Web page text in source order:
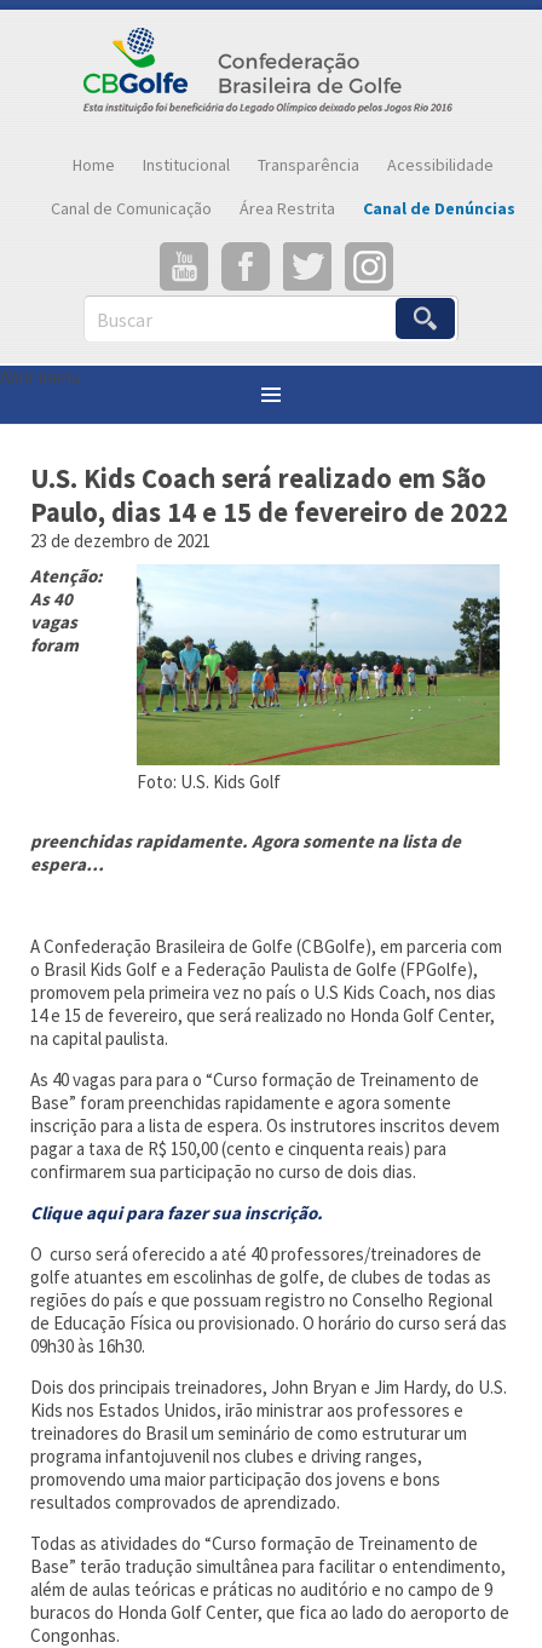
Home Institucional Transparência
Acessibilidade
Canal de Comunicação
Área Restrita Canal de Denúncias
Buscar
Abrir menu
Você está aqui: Notícias
U.S. Kids Coach será realizado em São Paulo, dias 14 e 15 de fevereiro de 2022
U.S. Kids Coach será realizado em São
Paulo, dias 14 e 15 de fevereiro de 2022
23 de dezembro de 2021
Foto: U.S. Kids Golf
Atenção:
As 40
vagas
foram
preenchidas rapidamente. Agora somente na lista de
espera…
A Confederação Brasileira de Golfe (CBGolfe), em parceria com
o Brasil Kids Golf e a Federação Paulista de Golfe (FPGolfe),
promovem pela primeira vez no país o U.S Kids Coach, nos dias
14 e 15 de fevereiro, que será realizado no Honda Golf Center,
na capital paulista.
As 40 vagas para para o “Curso formação de Treinamento de
Base” foram preenchidas rapidamente e agora somente
inscrição para a lista de espera. Os instrutores inscritos devem
pagar a taxa de R$ 150,00 (cento e cinquenta reais) para
confirmarem sua participação no curso de dois dias.
Clique aqui para fazer sua inscrição.
O curso será oferecido a até 40 professores/treinadores de
golfe atuantes em escolinhas de golfe, de clubes de todas as
regiões do país e que possuam registro no Conselho Regional
de Educação Física ou provisionado. O horário do curso será das
09h30 às 16h30.
Dois dos principais treinadores, John Bryan e Jim Hardy, do U.S.
Kids nos Estados Unidos, irão ministrar aos professores e
treinadores do Brasil um seminário de como estruturar um
programa infantojuvenil nos clubes e driving ranges,
promovendo uma maior participação dos jovens e bons
resultados comprovados de aprendizado.
Todas as atividades do “Curso formação de Treinamento de
Base” terão tradução simultânea para facilitar o entendimento,
além de aulas teóricas e práticas no auditório e no campo de 9
buracos do Honda Golf Center, que fica ao lado do aeroporto de
Congonhas.